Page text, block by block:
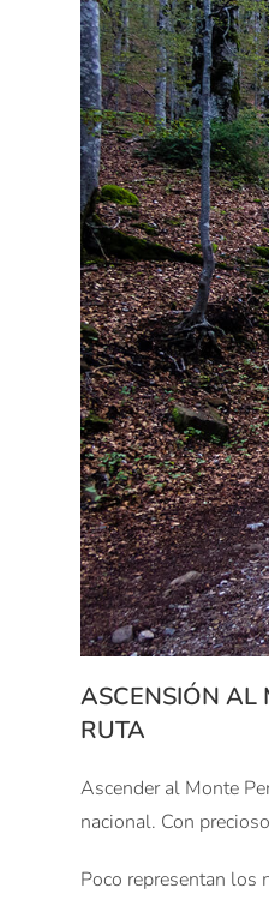
ASCENSIÓN AL
RUTA
Ascender al Monte
nacional. Con
Poco representan los